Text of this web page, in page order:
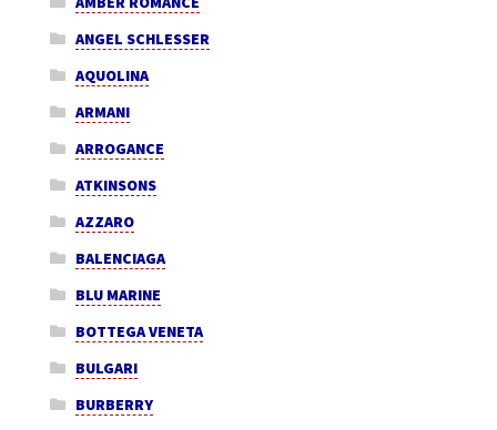
ANGEL SCHLESSER
AQUOLINA
ARMANI
ARROGANCE
ATKINSONS
AZZARO
BALENCIAGA
BLU MARINE
BOTTEGA VENETA
BULGARI
BURBERRY